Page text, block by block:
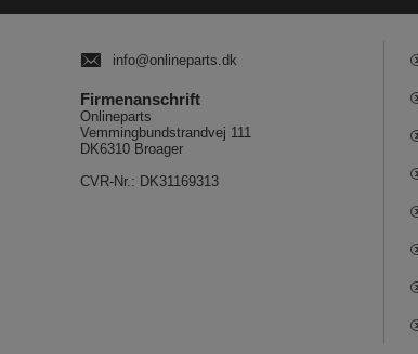
info@onlineparts.dk
Firmenanschrift
Onlineparts
Vemmingbundstrandvej 111
DK6310 Broager
CVR-Nr.: DK31169313